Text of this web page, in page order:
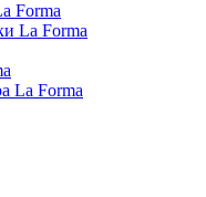
Forma
La Forma
La Forma